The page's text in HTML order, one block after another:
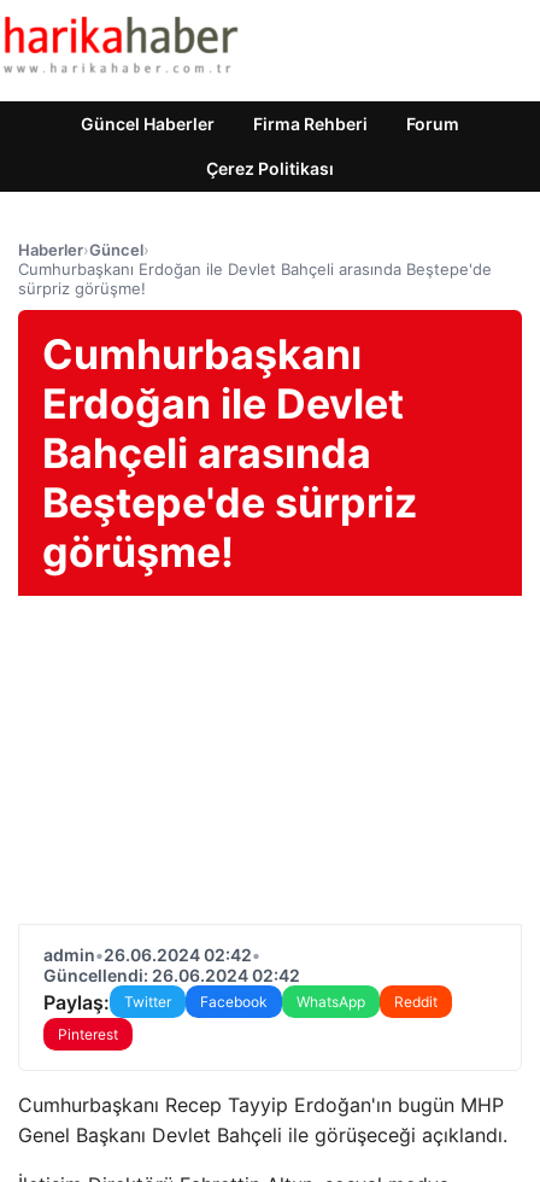
Güncel Haberler Firma Rehberi Forum
Çerez Politikası
Haberler›Güncel›
Cumhurbaşkanı Erdoğan ile Devlet Bahçeli arasında Beştepe'de
sürpriz görüşme!
Cumhurbaşkanı
Erdoğan ile Devlet
Bahçeli arasında
Beştepe'de sürpriz
görüşme!
admin•26.06.2024 02:42•
Güncellendi: 26.06.2024 02:42
Paylaş: Twitter Facebook WhatsApp
Reddit
Pinterest
Cumhurbaşkanı Recep Tayyip Erdoğan'ın bugün MHP
Genel Başkanı Devlet Bahçeli ile görüşeceği açıklandı.